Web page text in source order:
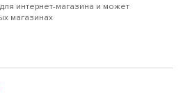
интернет-магазина и может
магазинах